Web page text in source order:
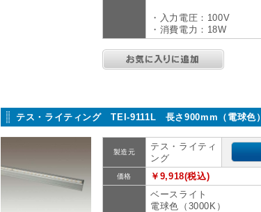
・入力電圧：100V
・消費電力：18W
テス・ライティング TEI-9111L 長さ900mm（電球色）
製造元
テス・ライティ
ング
価格 ￥9,918(税込)
ベースライト
電球色（3000K）